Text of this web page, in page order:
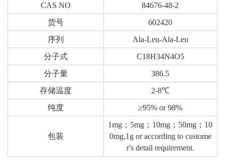
CAS NO
84676-48-2
货号
602420
序列
Ala-Leu-Ala-Leu
分子式
C18H34N4O5
分子量
386.5
存储温度
2-8℃
纯度
≥95% or 98%
包装
1mg；5mg；10mg；50mg；10
0mg,1g or according to custome
r's detail requirement.